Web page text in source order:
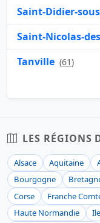
Saint-Didier-
Saint-Nicolas-
Tanville (61)
LES RÉGIONS
Alsace Aquitaine
Bourgogne
Corse
Franche
Haute Normandie